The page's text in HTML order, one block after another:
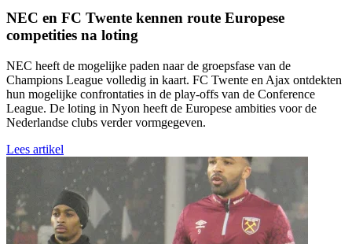
NEC en FC Twente kennen route Europese
competities na loting
NEC heeft de mogelijke paden naar de groepsfase van de
Champions League volledig in kaart. FC Twente en Ajax ontdekten
hun mogelijke confrontaties in de play-offs van de Conference
League. De loting in Nyon heeft de Europese ambities voor de
Nederlandse clubs verder vormgegeven.
Lees artikel